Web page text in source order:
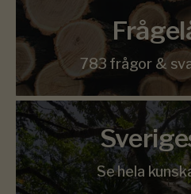
783 frågor &
Se hela